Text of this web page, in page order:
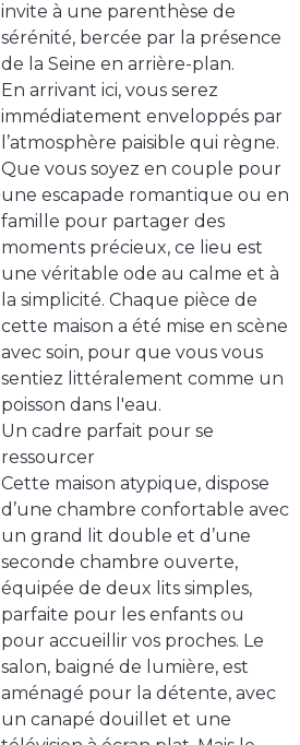
invite à une parenthèse de
sérénité, bercée par la présence
de la Seine en arrière-plan.
En arrivant ici, vous serez
immédiatement enveloppés par
l’atmosphère paisible qui règne.
Que vous soyez en couple pour
une escapade romantique ou en
famille pour partager des
moments précieux, ce lieu est
une véritable ode au calme et à
la simplicité. Chaque pièce de
cette maison a été mise en scène
avec soin, pour que vous vous
sentiez littéralement comme un
poisson dans l'eau.
Un cadre parfait pour se
ressourcer
Cette maison atypique, dispose
d’une chambre confortable avec
un grand lit double et d’une
seconde chambre ouverte,
équipée de deux lits simples,
parfaite pour les enfants ou
pour accueillir vos proches. Le
salon, baigné de lumière, est
aménagé pour la détente, avec
un canapé douillet et une